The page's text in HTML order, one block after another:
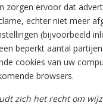
zorgen ervoor dat
echter niet meer
(bijvoorbeeld
beperkt aantal
cookies van uw
browsers.
zich het recht om